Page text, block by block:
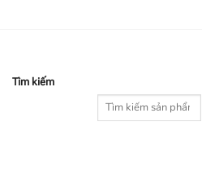
Tìm kiếm